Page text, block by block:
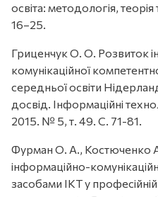
освіта: методологія,
16–25.
Гриценчук О. О. Розвиток
комунікаційної
середньої освіти
досвід. Інформаційні
2015. № 5, т. 49. С. 71-81.
Фурман О. А., Костюченко
інформаційно-
засобами ІКТ у